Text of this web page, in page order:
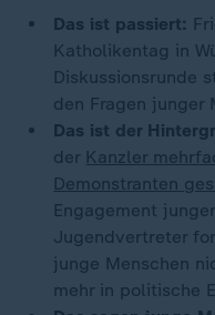
Das ist passiert:
Katholikentag in
Diskussionsrunde
den Fragen junger
Das ist der
der Kanzler
Demonstranten
Engagement
Jugendvertreter
junge Menschen
mehr in politische